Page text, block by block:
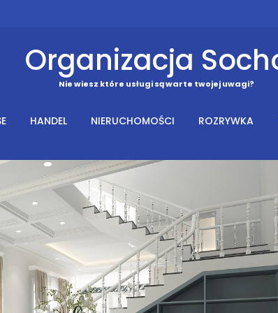
Organizacja
Nie wiesz które usługi są warte twojej uwagi?
HANDEL NIERUCHOMOŚCI ROZRYWKA